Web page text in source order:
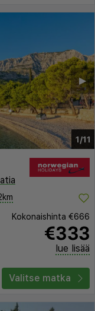
1/11
▶︎
Kokonaishinta €666
€333
lue lisää
Valitse matka